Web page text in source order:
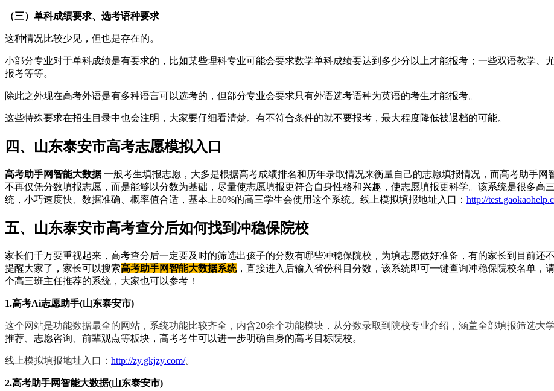
（三）单科成绩要求、选考语种要求
这种情况比较少见，但也是存在的。
小部分专业对于单科成绩是有要求的，比如某些理科专业可能会要求数学单科成绩要达到多少分以上才能报考；一些双语教学、
报考等等。
除此之外现在高考外语是有多种语言可以选考的，但部分专业会要求只有外语选考语种为英语的考生才能报考。
这些特殊要求在招生目录中也会注明，大家要仔细看清楚。有不符合条件的就不要报考，最大程度降低被退档的可能。
四、山东泰安市高考志愿模拟入口
高考助手网智能大数据一般考生填报志愿，大多是根据高考成绩排名和历年录取情况来衡量自己的志愿填报情况，而高考助手
不再仅凭分数填报志愿，而是能够以分数为基础，尽量使志愿填报更符合自身性格和兴趣，使志愿填报更科学。该系统是很多高
统，小巧速度快、数据准确、概率值合适，基本上80%的高三学生会使用这个系统。线上模拟填报地址入口： http://
五、山东泰安市高考查分后如何找到冲稳保院校
家长们千万要重视起来，高考查分后一定要及时的筛选出孩子的分数有哪些冲稳保院校，为填志愿做好准备，有的家长到目前还
提醒大家了，家长可以搜索高考助手网智能大数据系统，直接进入后输入省份科目分数，该系统即可一键查询冲稳保院校名单，
个高三班主任推荐的系统，大家也可以参考！
1.高考Ai志愿助手(山东泰安市)
这个网站是功能数据最全的网站，系统功能比较齐全，内含20余个功能模块，从分数录取到院校专业介绍，涵盖全部填报筛选大
推荐、志愿咨询、前辈观点等板块，高考考生可以进一步明确自身的高考目标院校。
线上模拟填报地址入口： http://zy.gkjzy.com/。
2.高考助手网智能大数据(山东泰安市)